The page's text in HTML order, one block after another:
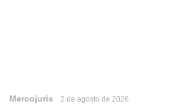
Mercojuris 2 de agosto de 2026